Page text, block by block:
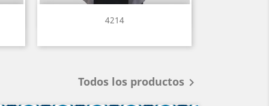
4214
Vista rápida
Todos los productos 